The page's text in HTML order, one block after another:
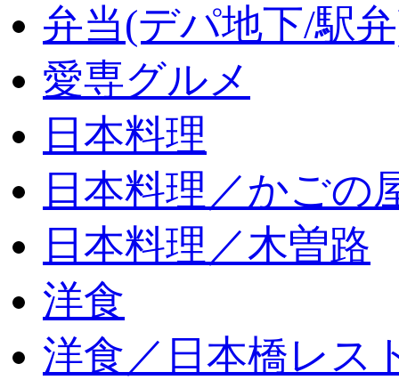
弁当(デパ地下/駅
愛専グルメ
日本料理
日本料理／かごの
日本料理／木曽路
洋食
洋食／日本橋レス